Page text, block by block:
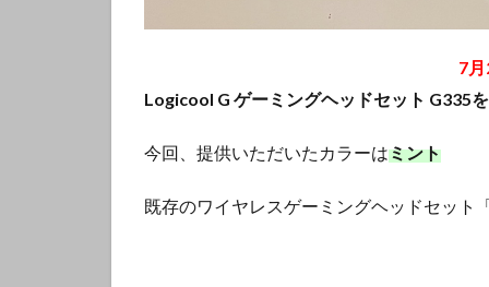
7
Logicool G ゲーミングヘッドセット G335
今回、提供いただいたカラーはミント
既存のワイヤレスゲーミングヘッドセット